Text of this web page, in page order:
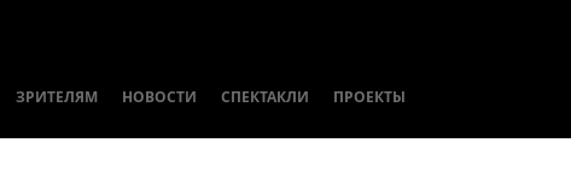
ЗРИТЕЛЯМ НОВОСТИ СПЕКТАКЛИ ПРОЕКТЫ